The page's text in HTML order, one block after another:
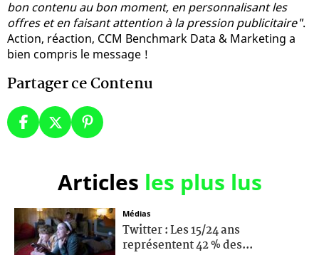
bon contenu au bon moment, en personnalisant les
offres et en faisant attention à la pression publicitaire".
Action, réaction, CCM Benchmark Data & Marketing a
bien compris le message !
Partager ce Contenu
Articles les plus lus
Médias
Twitter : Les 15/24 ans
représentent 42 % des...